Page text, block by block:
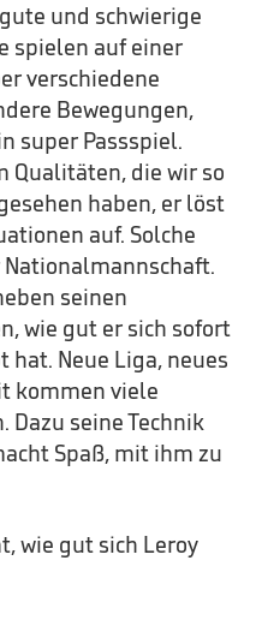
und schwierige
spielen auf einer
verschiedene
Bewegungen,
super Passspiel.
Qualitäten, die wir so
haben, er löst
auf. Solche
seinen
wie gut er sich sofort
Neue Liga, neues
kommen viele
Dazu seine Technik
Spaß, mit ihm zu
wie gut sich Leroy